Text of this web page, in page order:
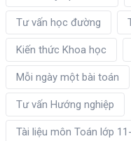
(9×104− 1)≈0,4375.
Tư vấn học đường
Kiến thức Khoa học
Mỗi ngày một bài toán
Tư vấn Hướng nghiệp
Tài liệu môn Toán lớp